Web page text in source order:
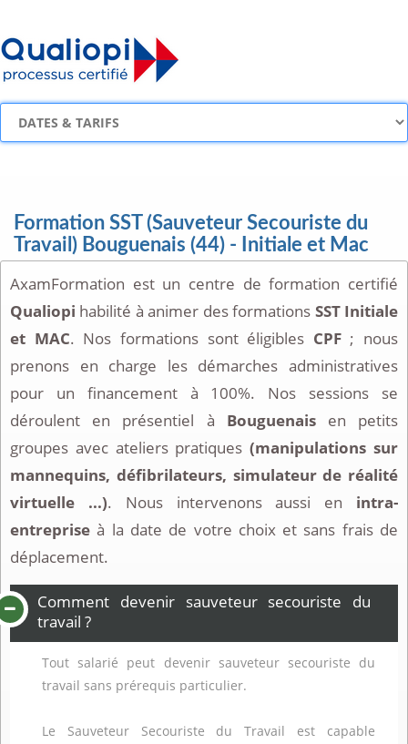
Formation SST (Sauveteur Secouriste du
Travail) Bouguenais (44) - Initiale et Mac
AxamFormation est un centre de formation certifié
Qualiopi habilité à animer des formations SST Initiale
et MAC. Nos formations sont éligibles CPF; nous
prenons en charge les démarches administratives
pour un financement à 100%. Nos sessions se
déroulent en présentiel à Bouguenaisen petits
groupes avec ateliers pratiques(manipulations sur
mannequins, défibrilateurs, simulateur de réalité
virtuelle ...). Nous intervenons aussi en intra-
entreprise à la date de votre choix et sans frais de
déplacement.
Comment devenir sauveteur secouriste du
travail ?
Tout salarié peut devenir sauveteur secouriste du
travail sans prérequis particulier.
Le Sauveteur Secouriste du Travail est capable